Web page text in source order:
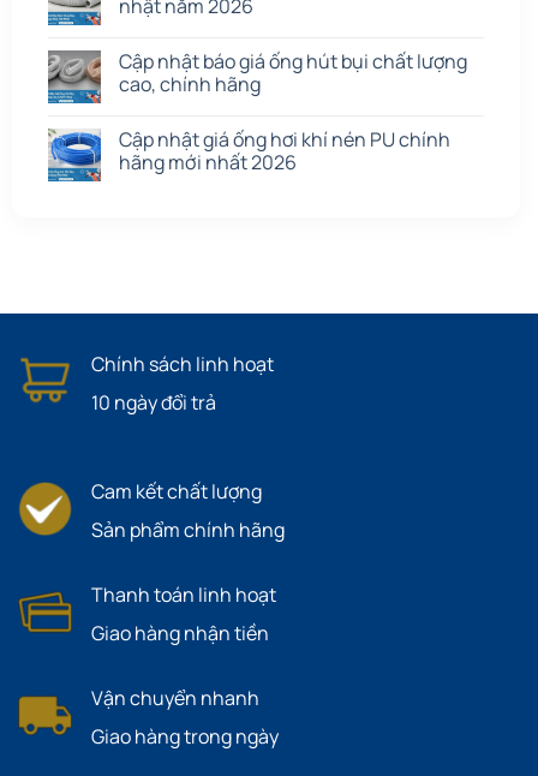
nhật năm 2026
Cập nhật báo giá ống hút bụi chất lượng
cao, chính hãng
Cập nhật giá ống hơi khí nén PU chính
hãng mới nhất 2026
Chính sách linh hoạt
10 ngày đổi trả
Cam kết chất lượng
Sản phẩm chính hãng
Thanh toán linh hoạt
Giao hàng nhận tiền
Vận chuyển nhanh
Giao hàng trong ngày